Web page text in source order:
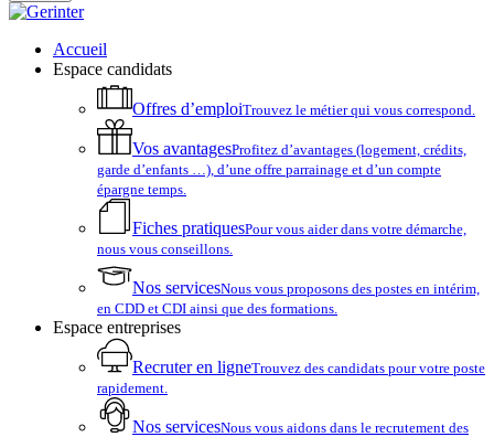
Close
account
Menu
Accueil
Espace candidats
Offres d’emploiTrouvez le métier qui vous correspond.
Vos avantagesProfitez d’avantages (logement, crédits,
garde d’enfants …), d’une offre parrainage et d’un compte
épargne temps.
Fiches pratiquesPour vous aider dans votre démarche,
nous vous conseillons.
Nos servicesNous vous proposons des postes en intérim,
en CDD et CDI ainsi que des formations.
Espace entreprises
Recruter en ligneTrouvez des candidats pour votre poste
rapidement.
Nos servicesNous vous aidons dans le recrutement des